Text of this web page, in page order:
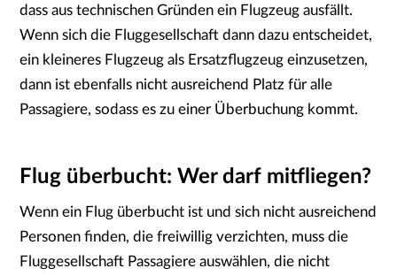
dass aus technischen Gründen ein Flugzeug ausfällt.
Wenn sich die Fluggesellschaft dann dazu entscheidet,
ein kleineres Flugzeug als Ersatzflugzeug einzusetzen,
dann ist ebenfalls nicht ausreichend Platz für alle
Passagiere, sodass es zu einer Überbuchung kommt.
Flug überbucht: Wer darf mitfliegen?
Wenn ein Flug überbucht ist und sich nicht ausreichend
Personen finden, die freiwillig verzichten, muss die
Fluggesellschaft Passagiere auswählen, die nicht